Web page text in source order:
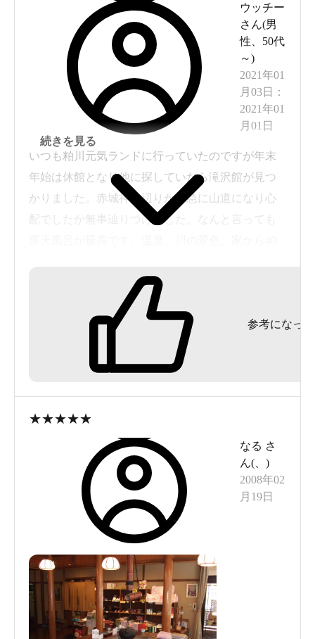
ウッチー
さん(男
性
50代
～)
2021年01
月03日
：
2021年01
月01日
いつも粕川元気ランドに行っていたのですが年末
年始は休館となり他に探していたら滝沢館が見つ
かりました。赤城神社辺りから急に山道になり心
配でしたか無事辿りつけました。なんと言っても
一言です。地元の値段の高い日帰り温泉には行く
きになりません。これからも通いたい温泉です。
続きを見る
参考になった
★★★★★
なる さ
ん(
)
2008年02
月19日